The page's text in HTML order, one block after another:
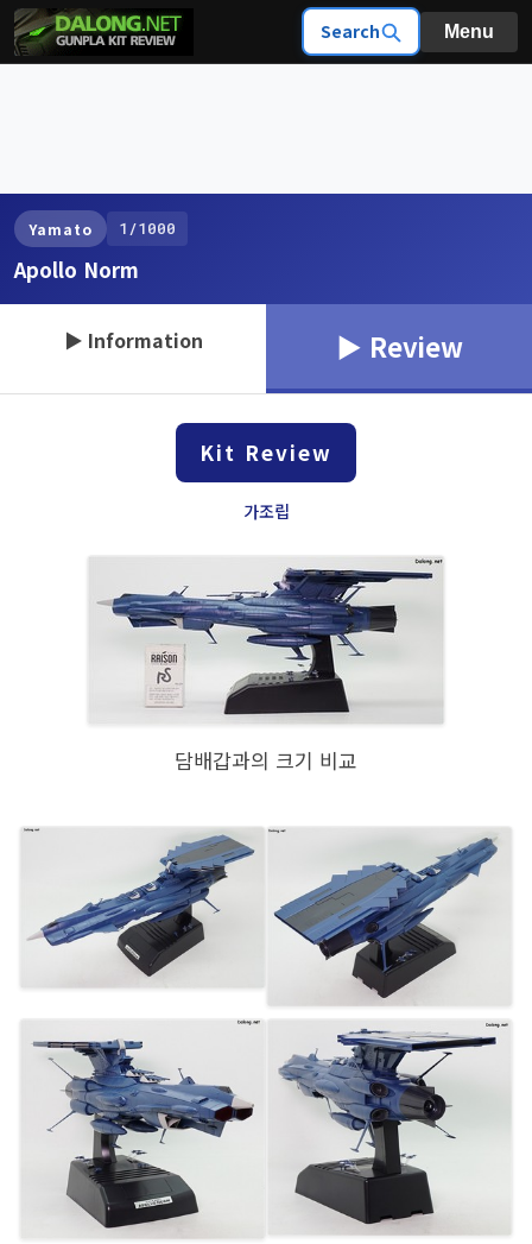
Search Menu
Yamato 1/1000
Apollo Norm
▶ Information ▶ Review
Kit Review
가조립
담배갑과의 크기 비교